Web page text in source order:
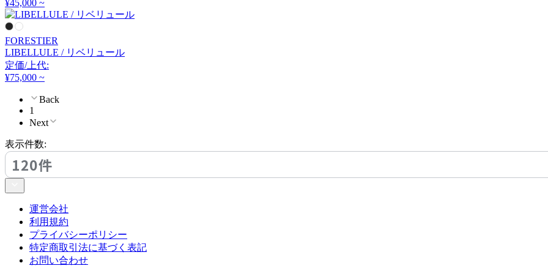
アーメット
ART WORK STUDIO
アートワークスタジオ
artek
アルテック
アルテミデ
ARUNAi
¥45,000 ~
FORESTIER
LIBELLULE / リベリュール
定価/上代:
¥75,000 ~
Back
1
Next
表示件数:
120件
運営会社
利用規約
プライバシーポリシー
特定商取引法に基づく表記
お問い合わせ